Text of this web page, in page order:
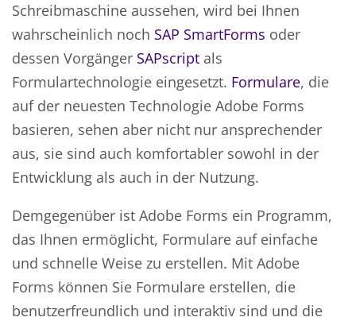
Schreibmaschine aussehen, wird bei Ihnen
wahrscheinlich noch SAP SmartForms oder
dessen Vorgänger SAPscript als
Formulartechnologie eingesetzt. Formulare, die
auf der neuesten Technologie Adobe Forms
basieren, sehen aber nicht nur ansprechender
aus, sie sind auch komfortabler sowohl in der
Entwicklung als auch in der Nutzung.
Demgegenüber ist Adobe Forms ein Programm,
das Ihnen ermöglicht, Formulare auf einfache
und schnelle Weise zu erstellen. Mit Adobe
Forms können Sie Formulare erstellen, die
benutzerfreundlich und interaktiv sind und die